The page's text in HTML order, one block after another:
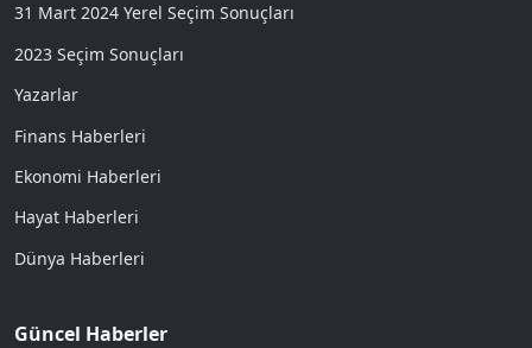
31 Mart 2024 Yerel Seçim Sonuçları
2023 Seçim Sonuçları
Yazarlar
Finans Haberleri
Ekonomi Haberleri
Hayat Haberleri
Dünya Haberleri
Güncel Haberler